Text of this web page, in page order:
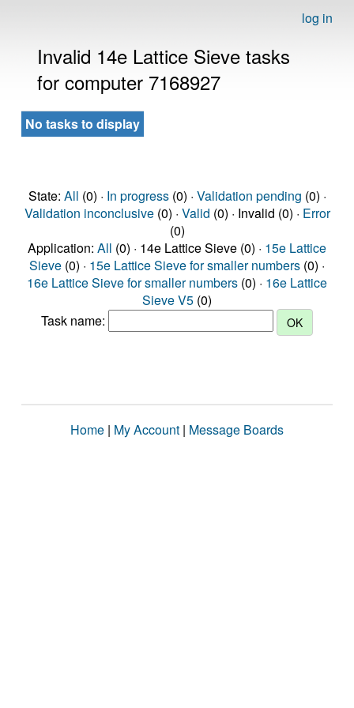
log in
Invalid 14e Lattice Sieve tasks
for computer 7168927
No tasks to display
State: All (0) · In progress(0) · Validation pending (0) ·
Validation inconclusive(0) · Valid (0) · Invalid (0) · Error
(0)
Application: All (0) · 14e Lattice Sieve (0) · 15e Lattice
Sieve (0) · 15e Lattice Sieve for smaller numbers (0) ·
16e Lattice Sieve for smaller numbers (0) · 16e Lattice
Sieve V5 (0)
Task name:
Home | My Account | Message Boards